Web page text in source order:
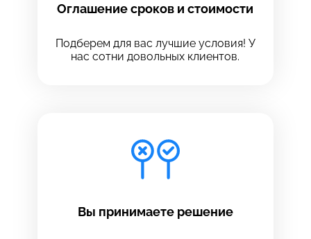
Оглашение сроков и стоимости
Подберем для вас лучшие условия! У
нас сотни довольных клиентов.
Вы принимаете решение